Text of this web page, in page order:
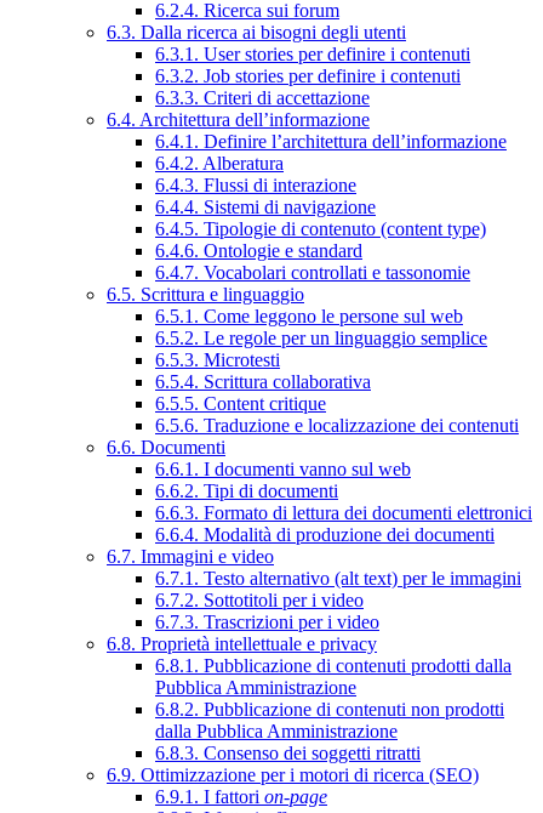
6.2.4. Ricerca sui forum
6.3. Dalla ricerca ai bisogni degli utenti
6.3.1. User stories per definire i contenuti
6.3.2. Job stories per definire i contenuti
6.3.3. Criteri di accettazione
6.4. Architettura dell’informazione
6.4.1. Definire l’architettura dell’informazione
6.4.2. Alberatura
6.4.3. Flussi di interazione
6.4.4. Sistemi di navigazione
6.4.5. Tipologie di contenuto (content type)
6.4.6. Ontologie e standard
6.4.7. Vocabolari controllati e tassonomie
6.5. Scrittura e linguaggio
6.5.1. Come leggono le persone sul web
6.5.2. Le regole per un linguaggio semplice
6.5.3. Microtesti
6.5.4. Scrittura collaborativa
6.5.5. Content critique
6.5.6. Traduzione e localizzazione dei contenuti
6.6. Documenti
6.6.1. I documenti vanno sul web
6.6.2. Tipi di documenti
6.6.3. Formato di lettura dei documenti elettronici
6.6.4. Modalità di produzione dei documenti
6.7. Immagini e video
6.7.1. Testo alternativo (alt text) per le immagini
6.7.2. Sottotitoli per i video
6.7.3. Trascrizioni per i video
6.8. Proprietà intellettuale e privacy
6.8.1. Pubblicazione di contenuti prodotti dalla
Pubblica Amministrazione
6.8.2. Pubblicazione di contenuti non prodotti
dalla Pubblica Amministrazione
6.8.3. Consenso dei soggetti ritratti
6.9. Ottimizzazione per i motori di ricerca (SEO)
6.9.1. I fattori on-page